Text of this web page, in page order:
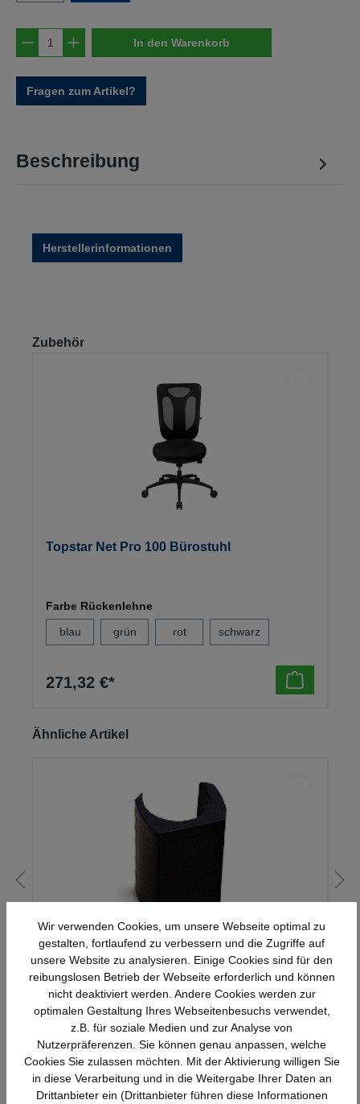
Produkt Anzahl: Gib den gewünschten
In den Warenkorb
Fragen zum Artikel?
Beschreibung
Herstellerinformationen
Produktgalerie überspringen
Zubehör
Topstar Net Pro 100 Bürostuhl
Farbe Rückenlehne
blau
grün rot schwarz
271,32 €*
Produktgalerie überspringen
Ähnliche Artikel
4 Kunststoff-Gleiter
23,21 €*
Wir verwenden Cookies, um unsere Webseite optimal zu
gestalten, fortlaufend zu verbessern und die Zugriffe auf
unsere Website zu analysieren. Einige Cookies sind für den
reibungslosen Betrieb der Webseite erforderlich und können
nicht deaktiviert werden. Andere Cookies werden zur
optimalen Gestaltung Ihres Webseitenbesuchs verwendet,
z.B. für soziale Medien und zur Analyse von
Nutzerpräferenzen. Sie können genau anpassen, welche
Cookies Sie zulassen möchten. Mit der Aktivierung willigen Sie
in diese Verarbeitung und in die Weitergabe Ihrer Daten an
Drittanbieter ein (Drittanbieter führen diese Informationen